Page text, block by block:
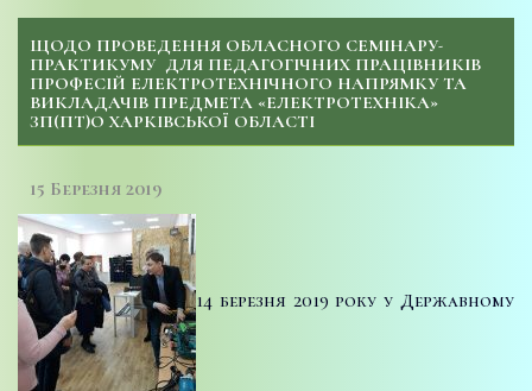
ЩОДО ПРОВЕДЕННЯ ОБЛАСНОГО СЕМІНАРУ-
ПРАКТИКУМУ ДЛЯ ПЕДАГОГІЧНИХ ПРАЦІВНИКІВ
ПРОФЕСІЙ ЕЛЕКТРОТЕХНІЧНОГО НАПРЯМКУ ТА
ВИКЛАДАЧІВ ПРЕДМЕТА «ЕЛЕКТРОТЕХНІКА»
ЗП(ПТ)О ХАРКІВСЬКОЇ ОБЛАСТІ
15 Березня 2019
14 березня 2019 року у Державному